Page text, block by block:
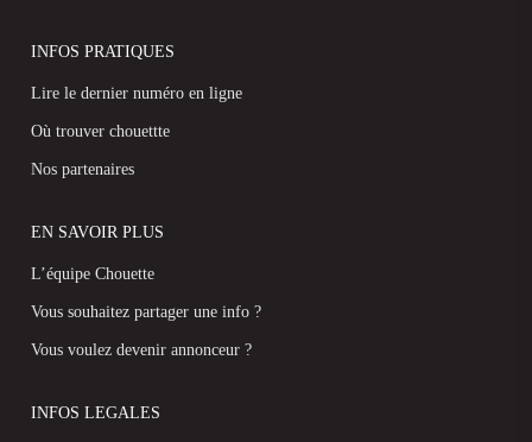
INFOS PRATIQUES
Lire le dernier numéro en ligne
Où trouver chouettte
Nos partenaires
EN SAVOIR PLUS
L’équipe Chouette
Vous souhaitez partager une info ?
Vous voulez devenir annonceur ?
INFOS LEGALES